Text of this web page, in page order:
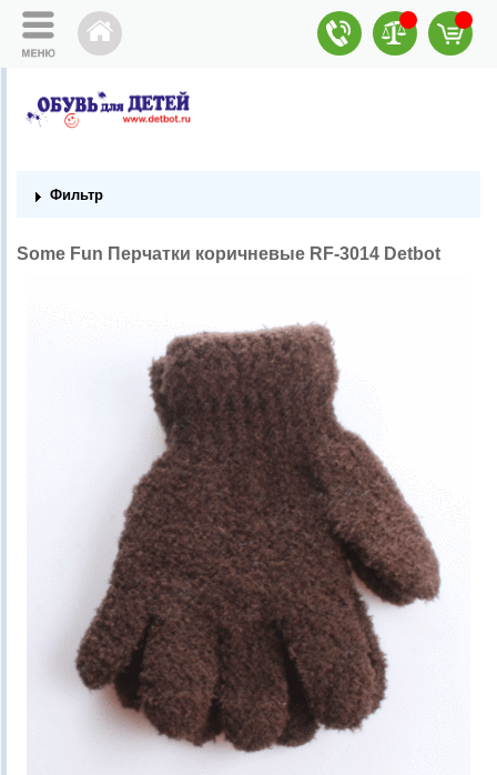
Фильтр
Some Fun Перчатки коричневые RF-3014 Detbot